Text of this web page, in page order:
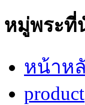
หมู่พระที่
หน้าห
product